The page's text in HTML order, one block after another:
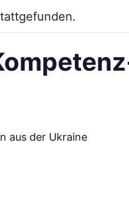
aus der Ukraine